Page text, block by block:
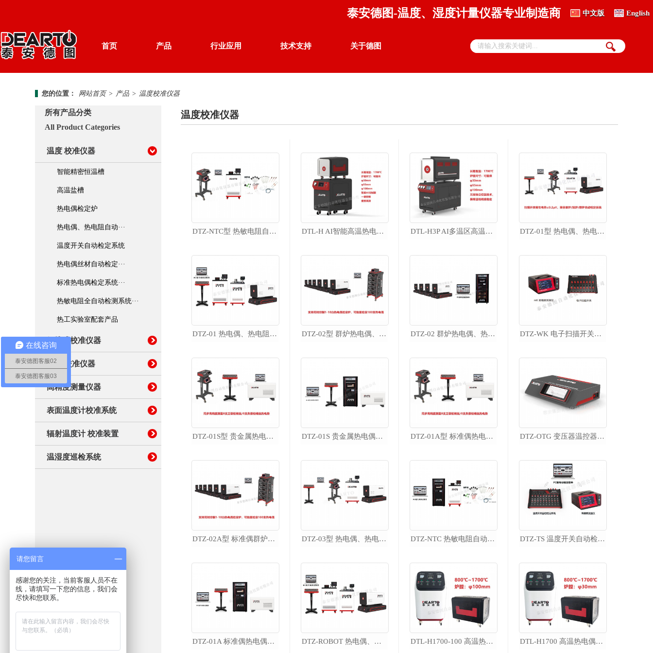
中文版 English
泰安德图-温度、湿度计量仪器专业制造商
首页 产品
产品分类
温度 校准仪器
表面温度计校准系统
辐射温度计 校准装置
DTZ-02 群炉热电偶、热电阻自动检定系统
DTZ-TS 温度开关自动检定系统
DTZ-WK 电子扫描开关自动测试系统
DTZ-03 热电偶、热电阻同检系统
标准热电偶检定系统
DTZ-01A 标准热电偶自动检定系统
DTZ-02A 标准偶群炉热电偶、热电阻检定系统
热敏电阻全自动检测系统
智能精密恒温槽
DTS-T 宽温域智能恒温槽
DTS 精密恒温槽
DTS-CH 超低温 微型精密恒温槽
DTS-T500 超大口径精密恒温槽
DTF 水三相自动冻制与保存装置
热电偶检定炉
DTL-600 廉金属热电偶检定炉
DTL-600B 标准热电偶检定炉
DTL-H 高温热电偶检定炉
DTL-T 型热电偶退火炉
DT1000 热电偶清洗退火装置
DTL-III 多温区精密检定炉
热工实验室配套产品 便携式校准仪器
便携式校准仪器
DTS-180BX-mt 微型智能油槽
DTS-30B 超便携智能低温槽
DTS-40B 超便携智能低温槽
DTS-95B 超便携智能低温槽
DTS-125B 超便携智能低温槽
便携式温湿度检定箱
行业应用
解决方案
技术支持
计量知识
资料下载
关于德图
德图简介
新闻中心
您的位置： 网站首页 > 产品 > 温度校准仪器
所有产品分类
All Product Categories
温度 校准仪器
智能精密恒温槽
高温盐槽
热电偶检定炉
热电偶、热电阻自动···
温度开关自动检定系统
热电偶丝材自动检定···
标准热电偶检定系统···
热敏电阻全自动检测系统···
热工实验室配套产品
便携式校准仪器
湿度 校准仪器
高精度测量仪器
表面温度计校准系统
辐射温度计 校准装置
温湿度巡检系统
温度校准仪器
DTZ-NTC型 热敏电阻自动检测系统
DTZ-01 热电偶、热电阻自动检定系统
DTZ-01S型 贵金属热电偶丝自动检定系统
DTZ-02A型 标准偶群炉热电偶检定系统
DTZ-01A 标准偶热电偶检定系统
DTL-H AI智能高温热电偶检定炉
DTZ-02型 群炉热电偶、热电阻自动检定系统
DTZ-01S 贵金属热电偶丝材自动检定系统
DTZ-03型 热电偶、热电阻自动同检系统
DTZ-ROBOT 热电偶、热电阻自动检定系统（定制版）
DTL-H3P AI多温区高温热电偶检定炉
DTZ-02 群炉热电偶、热电阻自动检定系统
DTZ-01A型 标准偶热电偶检定系统
DTZ-NTC 热敏电阻自动检测系统
DTL-H1700-100 高温热电偶检定炉（炉膛直径100MM）
DTZ-01型 热电偶、热电阻自动检定系统
DTZ-WK 电子扫描开关自动测试系统
DTZ-OTG 变压器温控器智 能校准系统
DTZ-TS 温度开关自动检定系统
DTL-H1700 高温热电偶检定炉
在线咨询
泰安德图客服02
泰安德图客服03
请您留言
感谢您的关注，当前客服人员不在
线，请填写一下您的信息，我们会
尽快和您联系。